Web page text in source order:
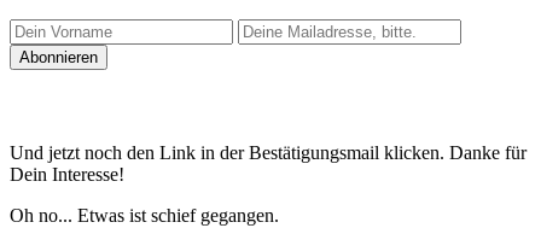
Und jetzt noch den Link in der Bestätigungsmail klicken. Danke für
Dein Interesse!
Oh no... Etwas ist schief gegangen.